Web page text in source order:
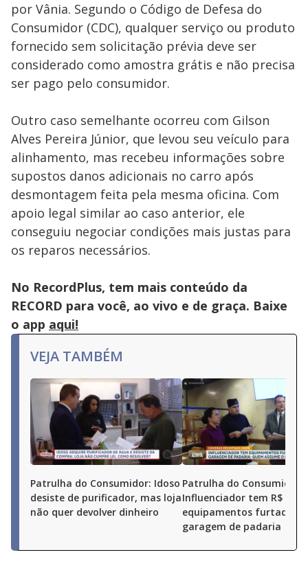
por Vânia. Segundo o Código de Defesa do
Consumidor (CDC), qualquer serviço ou produto
fornecido sem solicitação prévia deve ser
considerado como amostra grátis e não precisa
ser pago pelo consumidor.
Outro caso semelhante ocorreu com Gilson
Alves Pereira Júnior, que levou seu veículo para
alinhamento, mas recebeu informações sobre
supostos danos adicionais no carro após
desmontagem feita pela mesma oficina. Com
apoio legal similar ao caso anterior, ele
conseguiu negociar condições mais justas para
os reparos necessários.
No RecordPlus, tem mais conteúdo da
RECORD para você, ao vivo e de graça. Baixe
o app aqui!
VEJA TAMBÉM
Patrulha do Consumidor: Idoso
desiste de purificador, mas loja
não quer devolver dinheiro
Patrulha do Consumidor:
Influenciador tem R$ 10
equipamentos furtados
garagem de padaria